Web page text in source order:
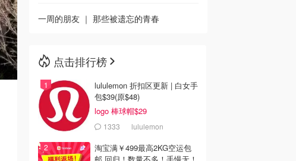
一周的朋友 ｜ 那些被遗忘的青春
点击排行榜
lululemon 折扣区更新 | 白女手
包$39(原$48)
logo 棒球帽$29
1333 lululemon
淘宝满￥499最高2KG空运包